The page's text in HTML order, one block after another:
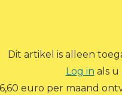
Dit artikel is alleen
Log in als u
euro per maand